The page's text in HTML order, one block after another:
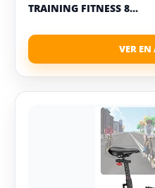
TRAINING FITNESS 8...